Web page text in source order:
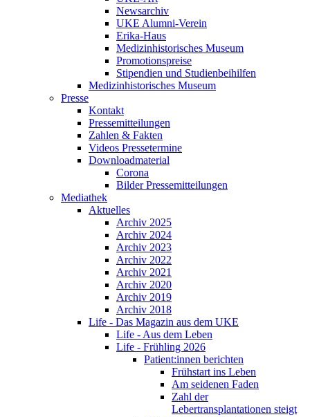
Newsarchiv
UKE Alumni-Verein
Erika-Haus
Medizinhistorisches Museum
Promotionspreise
Stipendien und Studienbeihilfen
Medizinhistorisches Museum
Presse
Kontakt
Pressemitteilungen
Zahlen & Fakten
Videos Pressetermine
Downloadmaterial
Corona
Bilder Pressemitteilungen
Mediathek
Aktuelles
Archiv 2025
Archiv 2024
Archiv 2023
Archiv 2022
Archiv 2021
Archiv 2020
Archiv 2019
Archiv 2018
Life - Das Magazin aus dem UKE
Life - Aus dem Leben
Life - Frühling 2026
Patient:innen berichten
Frühstart ins Leben
Am seidenen Faden
Zahl der
Lebertransplantationen steigt